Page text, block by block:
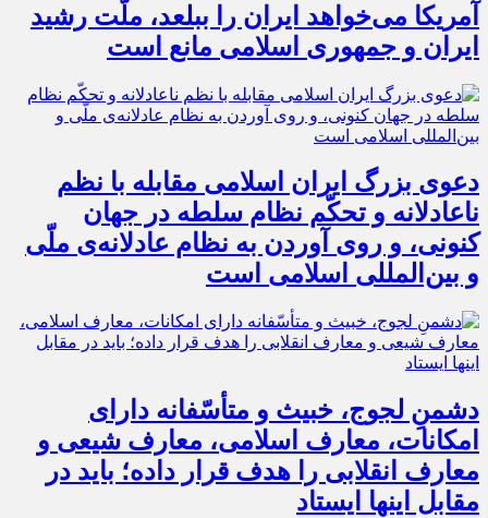
آمریکا می‌خواهد ایران را ببلعد، ملّت رشید
ایران و جمهوری اسلامی مانع است
دعوی بزرگ ایران اسلامی مقابله با نظم
ناعادلانه و تحکّم نظام سلطه در جهان
کنونی، و روی آوردن به نظام عادلانه‌ی ملّی
و بین‌المللی اسلامی است
دشمنِ لجوج، خبیث و متأسّفانه دارای
امکانات، معارف اسلامی، معارف شیعی و
معارف انقلابی را هدف قرار داده؛ باید در
مقابل اینها ایستاد